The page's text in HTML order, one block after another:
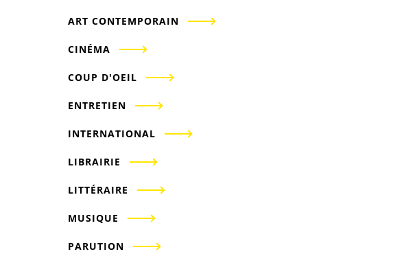
ART CONTEMPORAIN
CINÉMA
COUP D'OEIL
ENTRETIEN
INTERNATIONAL
LIBRAIRIE
LITTÉRAIRE
MUSIQUE
PARUTION